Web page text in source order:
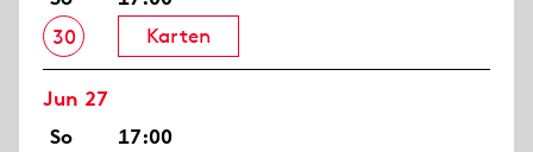
30
Karten
Jun 27
So
17:00